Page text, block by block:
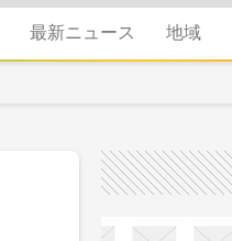
最新ニュース 地域